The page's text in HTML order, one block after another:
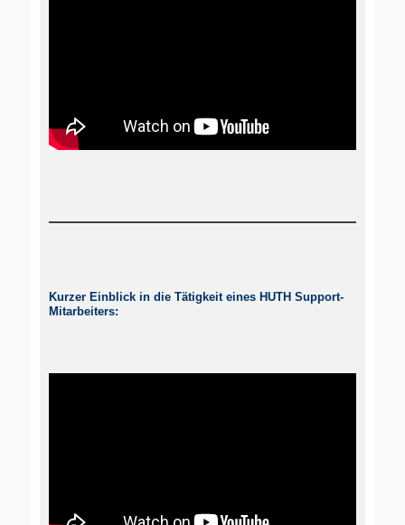
Kurzer Einblick in die Tätigkeit eines HUTH Support-
Mitarbeiters: